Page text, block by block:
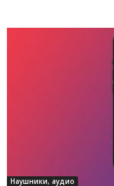
Наушники, аудио